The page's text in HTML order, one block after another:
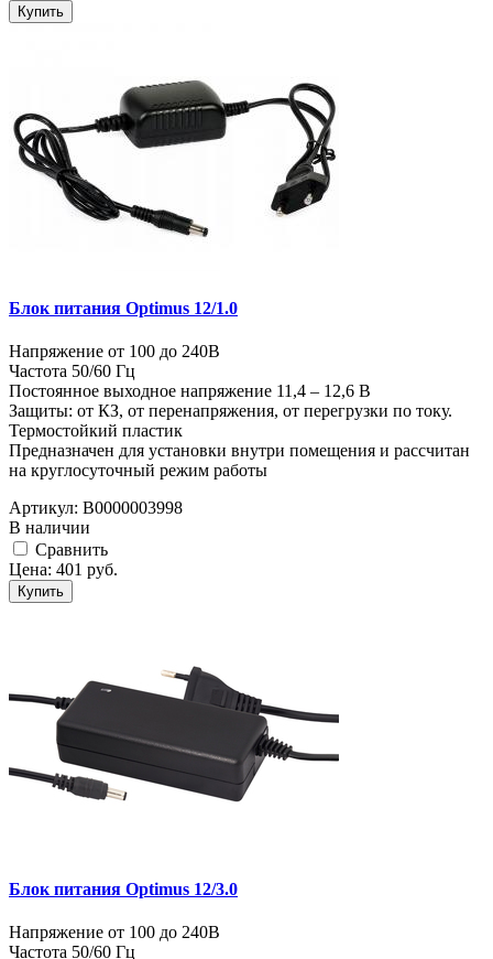
Купить
Блок питания Optimus 12/1.0
Напряжение от 100 до 240В
Частота 50/60 Гц
Постоянное выходное напряжение 11,4 – 12,6 В
Защиты: от КЗ, от перенапряжения, от перегрузки по току.
Термостойкий пластик
Предназначен для установки внутри помещения и рассчитан
на круглосуточный режим работы
Артикул: В0000003998
В наличии
Cравнить
Цена: 401 руб.
Купить
Блок питания Optimus 12/3.0
Напряжение от 100 до 240В
Частота 50/60 Гц